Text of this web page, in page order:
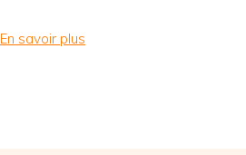
En savoir plus